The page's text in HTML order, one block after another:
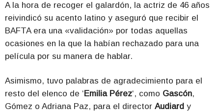
A la hora de recoger el galardón, la actriz de 46 años
reivindicó su acento latino y aseguró que recibir el
BAFTA era una «validación» por todas aquellas
ocasiones en la que la habían rechazado para una
película por su manera de hablar.
Asimismo, tuvo palabras de agradecimiento para el
resto del elenco de ‘ Emilia Pérez‘, como Gascón,
Gómez o Adriana Paz, para el director Audiard y